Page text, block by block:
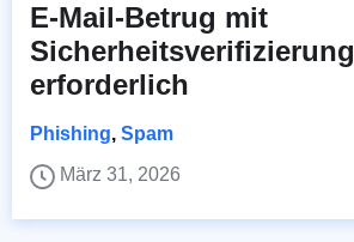
E-Mail-Betrug mit
Sicherheitsverifizierung
erforderlich
Phishing, Spam
März 31, 2026